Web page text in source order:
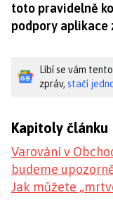
toto pravidelně
podpory
Líbí se vám
zpráv, stačí
Kapitoly článku
Varování v
budeme
Jak můžete